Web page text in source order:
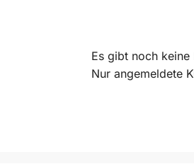
Es gibt noch keine
Nur angemeldete